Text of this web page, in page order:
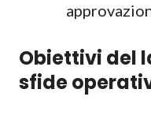
Obiettivi del
sfide